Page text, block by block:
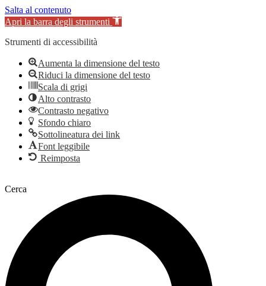
Salta al contenuto
Apri la barra degli strumenti
Strumenti di accessibilità
Aumenta la dimensione del testo
Riduci la dimensione del testo
Scala di grigi
Alto contrasto
Contrasto negativo
Sfondo chiaro
Sottolineatura dei link
Font leggibile
Reimposta
al
Cerca